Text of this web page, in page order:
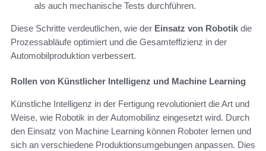
als auch mechanische Tests durchführen.
Diese Schritte verdeutlichen, wie der Einsatz von Robotik die
Prozessabläufe optimiert und die Gesamteffizienz in der
Automobilproduktion verbessert.
Rollen von Künstlicher Intelligenz und Machine Learning
Künstliche Intelligenz in der Fertigung revolutioniert die Art und
Weise, wie Robotik in der Automobilinz eingesetzt wird. Durch
den Einsatz von Machine Learning können Roboter lernen und
sich an verschiedene Produktionsumgebungen anpassen. Dies